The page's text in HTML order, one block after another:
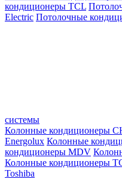
кондиционеры TCL
Electric Потолочные
системы
Колонные кондиционеры
Energolux Колонные
кондиционеры MDV
Колонные кондиционеры
Toshiba